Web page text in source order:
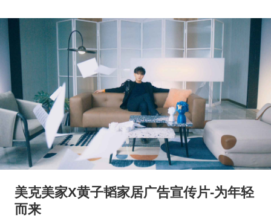
美克美家X黄子韬家居广告宣传片-为年轻
而来